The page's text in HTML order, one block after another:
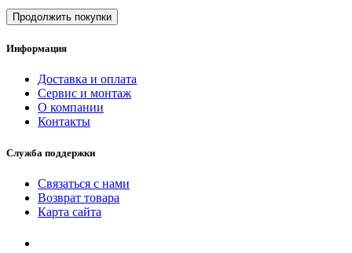
Продолжить покупки
Информация
Доставка и оплата
Сервис и монтаж
О компании
Контакты
Служба поддержки
Связаться с нами
Возврат товара
Карта сайта